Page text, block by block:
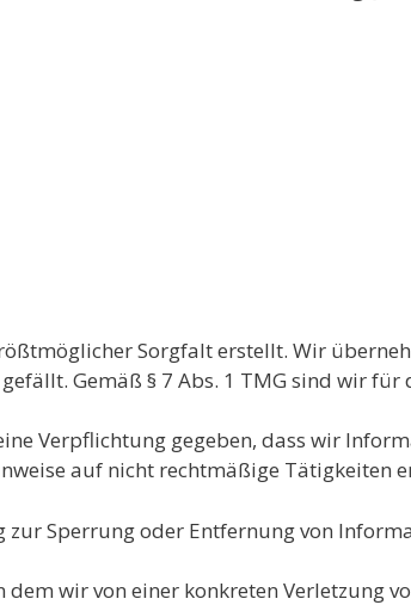
Sorgfalt erstellt. Wir
Gemäß § 7 Abs. 1 TMG sind wir
Verpflichtung gegeben, dass wir
auf nicht rechtmäßige Tätigkeiten
Sperrung oder Entfernung von
wir von einer konkreten Verletzung